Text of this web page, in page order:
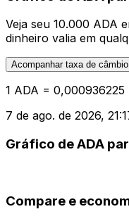
Veja seu 10.000 ADA
dinheiro valia em
Acompanhar taxa de câmbio
1 ADA = 0,000936225
7 de ago. de 2026,
Gráfico de ADA
Compare e